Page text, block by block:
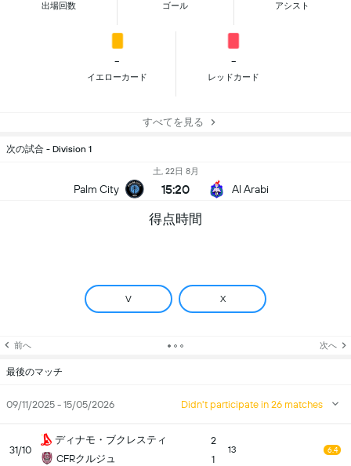
出場回数 ゴール アシスト
-
イエローカード
-
レッドカード
すべてを見る
次の試合 - Division 1
Palm City
土, 22日 8月
15:20 Al Arabi
得点時間
V X
前へ 次へ
最後のマッチ
09/11/2025 - 15/05/2026 Didn't participate in 26 matches
31/10
ディナモ・ブクレスティ
CFRクルジュ
2
1
13 6.4